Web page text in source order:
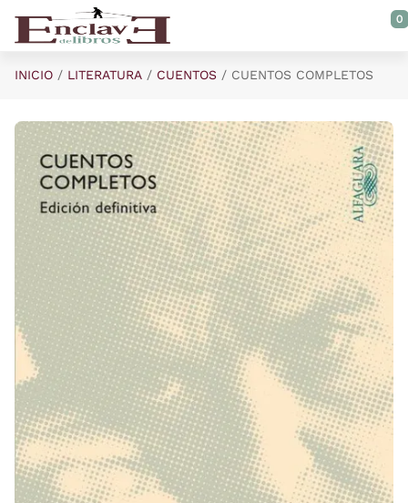
Saltar al contenido principal
0
INICIO LITERATURA CUENTOS CUENTOS COMPLETOS